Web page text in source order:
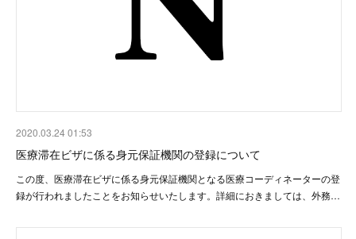
2020.03.24 01:53
医療滞在ビザに係る身元保証機関の登録について
この度、医療滞在ビザに係る身元保証機関となる医療コーディネーターの登
録が行われましたことをお知らせいたします。詳細におきましては、外務…